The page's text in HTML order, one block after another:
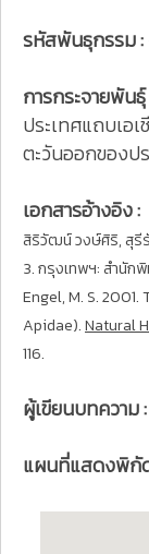
รหัสพันธุกรรม :
การกระจายพันธุ์
ประเทศแถบเอ
ตะวันออกของป
เอกสารอ้างอิง :
สิริวัฒน์ วงษ์ศิริ, สุรี
3. กรุงเทพฯ: สำนั
Engel, M. S.
Apidae).Natural
116.
ผู้เขียนบทความ :
แผนที่แสดงพิกั